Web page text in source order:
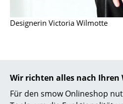
Wir richten alles nach Ihren
Für den smow Onlineshop
Outdoor-Leuchten
Betten
Designerin Victoria Wilmotte